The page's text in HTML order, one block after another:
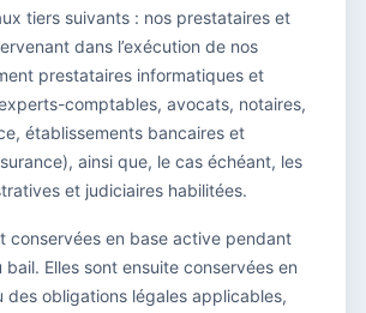
tiers suivants : nos prestataires et
dans l’exécution de nos
prestataires informatiques et
comptables, avocats, notaires,
établissements bancaires et
ainsi que, le cas échéant, les
et judiciaires habilitées.
conservées en base active pendant
Elles sont ensuite conservées en
des obligations légales applicables,